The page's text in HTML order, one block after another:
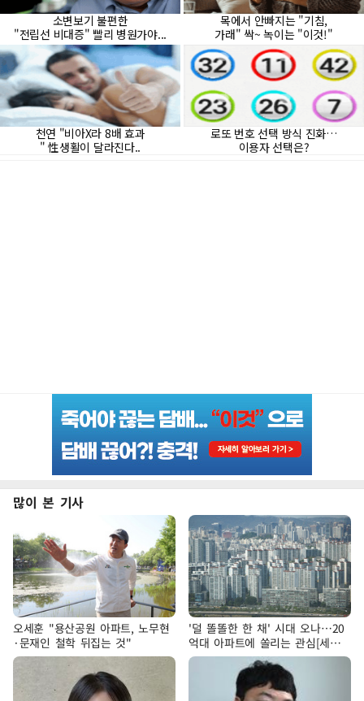
많이 본 기사
오세훈 "용산공원 아파트, 노무현
·문재인 철학 뒤집는 것"
'덜 똘똘한 한 채' 시대 오나…20
억대 아파트에 쏠리는 관심[세제
개편, 그 이후②]